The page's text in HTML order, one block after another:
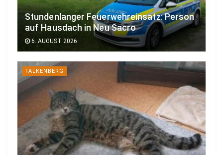
Stundenlanger Feuerwehreinsatz: Person
auf Hausdach in Neu Sacro
6. AUGUST 2026
FALKENBERG